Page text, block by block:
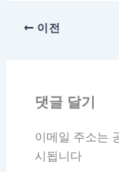
이전
댓글 달기
이메일 주소는
시됩니다